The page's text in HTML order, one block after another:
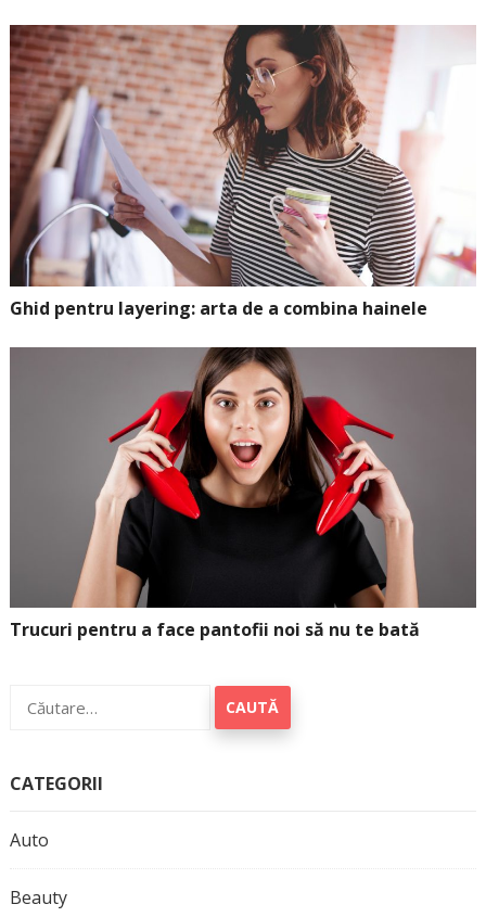
Ghid pentru layering: arta de a combina hainele
Trucuri pentru a face pantofii noi să nu te bată
după:
CATEGORII
Auto
Beauty